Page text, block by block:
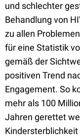
und schlechter
Behandlung von
zu allen
für eine Statistik
gemäß der
positiven Trend
Engagement. So
mehr als 100
Jahren gerettet